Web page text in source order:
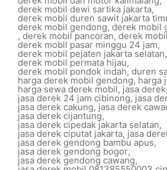
derek mobil dewi sartika jakarta,
derek mobil duren sawit jakarta
derek mobil gendong, derek mobil
, derek mobil pancoran, derek
derek mobil pasar minggu 24 jam,
derek mobil pejaten jakarta selatan,
derek mobil permata hijau,
derek mobil pondok indah, duren
harga derek mobil gendong, harga
harga sewa derek mobil, jasa derek,
jasa derek 24 jam cibinong, jasa
jasa derek cakung, jasa derek
jasa derek cijantung,
jasa derek cipedak jakarta selatan,
jasa derek ciputat jakarta, jasa
jasa derek gendong bambu apus,
jasa derek gendong bogor,
jasa derek gendong cawang,